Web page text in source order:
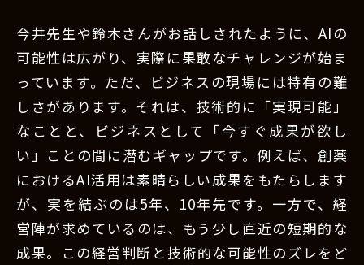
今井先生や鈴木さんがお話しされたように、AIの
可能性は広がり、実際に果敢なチャレンジが始ま
っています。ただ、ビジネスの現場には特有の難
しさがあります。それは、技術的に「実現可能」
なことと、ビジネスとして「今すぐ成果が欲し
い」ことの間に潜むギャップです。例えば、創薬
におけるAI活用は素晴らしい成果をもたらします
が、実を結ぶのは5年、10年先です。一方で、経
営陣が求めているのは、もう少し直近の短期的な
成果。この経営判断と技術的な可能性のズレをど